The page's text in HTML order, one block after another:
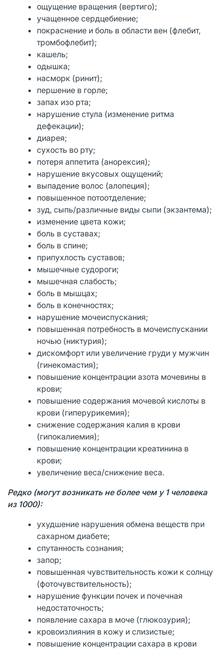
ощущение вращения (вертиго);
учащенное сердцебиение;
покраснение и боль в области вен (флебит,
тромбофлебит);
кашель;
одышка;
насморк (ринит);
першение в горле;
запах изо рта;
нарушение стула (изменение ритма
дефекации);
диарея;
сухость во рту;
потеря аппетита (анорексия);
нарушение вкусовых ощущений;
выпадение волос (алопеция);
повышенное потоотделение;
зуд, сыпь/различные виды сыпи (экзантема);
изменение цвета кожи;
боль в суставах;
боль в спине;
припухлость суставов;
мышечные судороги;
мышечная слабость;
боль в мышцах;
боль в конечностях;
нарушение мочеиспускания;
повышенная потребность в мочеиспускании
ночью (никтурия);
дискомфорт или увеличение груди у мужчин
(гинекомастия);
повышение концентрации азота мочевины в
крови;
повышение содержания мочевой кислоты в
крови (гиперурикемия);
снижение содержания калия в крови
(гипокалиемия);
повышение концентрации креатинина в
крови;
увеличение веса/снижение веса.
Редко (могут возникать не более чем у 1 человека
из 1000):
ухудшение нарушения обмена веществ при
сахарном диабете;
спутанность сознания;
запор;
повышенная чувствительность кожи к солнцу
(фоточувствительность);
нарушение функции почек и почечная
недостаточность;
появление сахара в моче (глюкозурия);
кровоизлияния в кожу и слизистые;
повышение концентрации сахара в крови